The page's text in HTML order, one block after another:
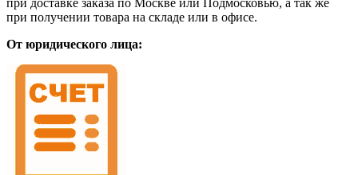
при доставке заказа по Москве или Подмосковью, а так же
при получении товара на складе или в офисе.
От юридического лица: